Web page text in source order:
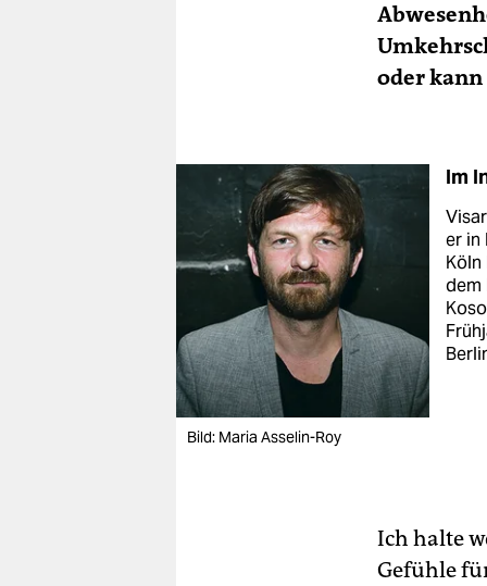
oder
Bild: Maria Asselin-Roy
Im
er in
Köln
dem
Ich halte
Gefühle